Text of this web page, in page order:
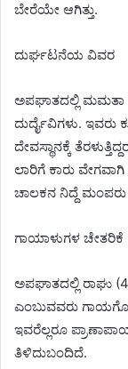
ಬೇರೆಯೇ ಆಗಿತ್ತು.
ದುರ್ಘಟನೆಯ ವಿವರ
ಅಪಘಾತದಲ್ಲಿ ಮಮತಾ
ದುರ್ದೈವಿಗಳು. ಇವರು
ದೇವಸ್ಥಾನಕ್ಕೆ
ಲಾರಿಗೆ ಕಾರು
ಚಾಲಕನ ನಿದ್ದೆ
ಗಾಯಾಳುಗಳ ಚೇತರಿಕೆ
ಅಪಘಾತದಲ್ಲಿ ರಾಘು
ಎಂಬುವವರು
ಇವರೆಲ್ಲರೂ
ತಿಳಿದುಬಂದಿದೆ.